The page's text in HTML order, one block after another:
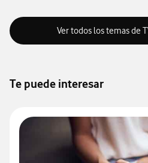
Ver todos los temas de
Te puede interesar